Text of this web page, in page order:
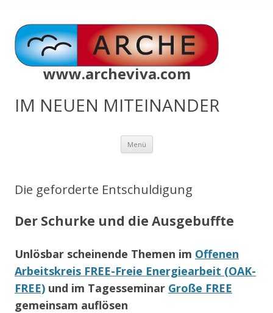
www.archeviva.com
IM NEUEN MITEINANDER
Menü Zum
springen
Die geforderte Entschuldigung
Der Schurke und die Ausgebuffte
Unlösbar scheinende Themen im Offenen
Arbeitskreis FREE-Freie Energiearbeit (OAK-
FREE) und im Tagesseminar Große FREE
gemeinsam auflösen